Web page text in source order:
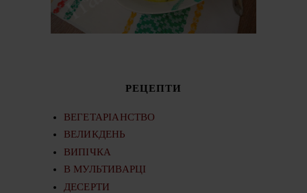
РЕЦЕПТИ
ВЕГЕТАРІАНСТВО
ВЕЛИКДЕНЬ
ВИПІЧКА
В МУЛЬТИВАРЦІ
ДЕСЕРТИ